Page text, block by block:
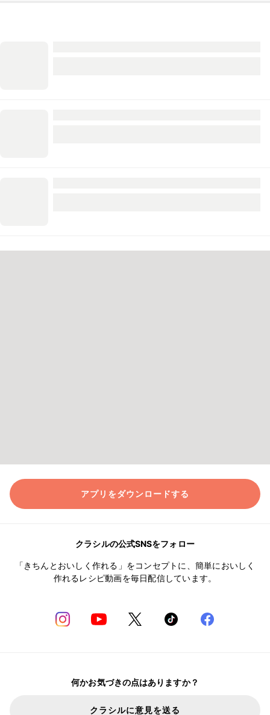
アプリをダウンロードする
クラシルの公式SNSをフォロー
「きちんとおいしく作れる」をコンセプトに、簡単においしく
作れるレシピ動画を毎日配信しています。
何かお気づきの点はありますか？
クラシルに意見を送る